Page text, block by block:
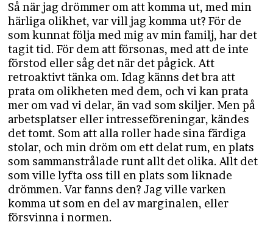
Så när jag drömmer om att komma ut, med min
härliga olikhet, var vill jag komma ut? För de
som kunnat följa med mig av min familj, har det
tagit tid. För dem att försonas, med att de inte
förstod eller såg det när det pågick. Att
retroaktivt tänka om. Idag känns det bra att
prata om olikheten med dem, och vi kan prata
mer om vad vi delar, än vad som skiljer. Men på
arbetsplatser eller intresseföreningar, kändes
det tomt. Som att alla roller hade sina färdiga
stolar, och min dröm om ett delat rum, en plats
som sammanstrålade runt allt det olika. Allt det
som ville lyfta oss till en plats som liknade
drömmen. Var fanns den? Jag ville varken
komma ut som en del av marginalen, eller
försvinna i normen.